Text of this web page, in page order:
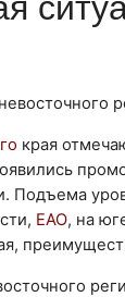
края
Подъема
ЕАО, на